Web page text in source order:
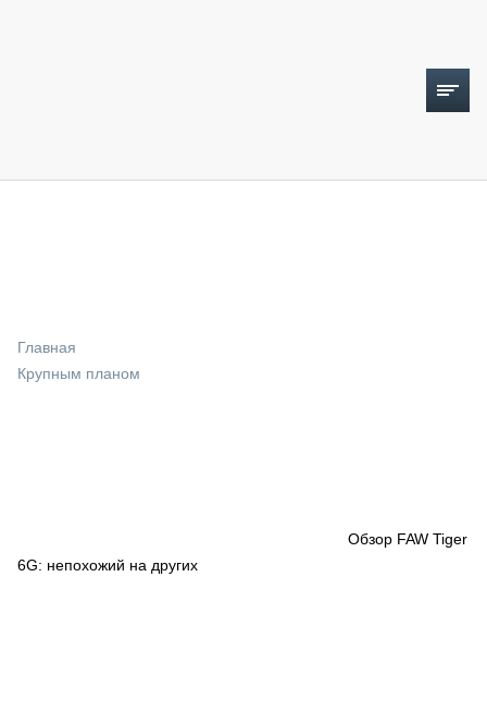
МЕРОПРИЯТИЯ
Главная
Крупным планом
Обзор FAW Tiger
6G: непохожий на других